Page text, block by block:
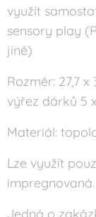
využít
sensory play
jiné)
Rozměr: 27,7
výřez dárků 5
Materiál:
Lze využít
impregnovaná.